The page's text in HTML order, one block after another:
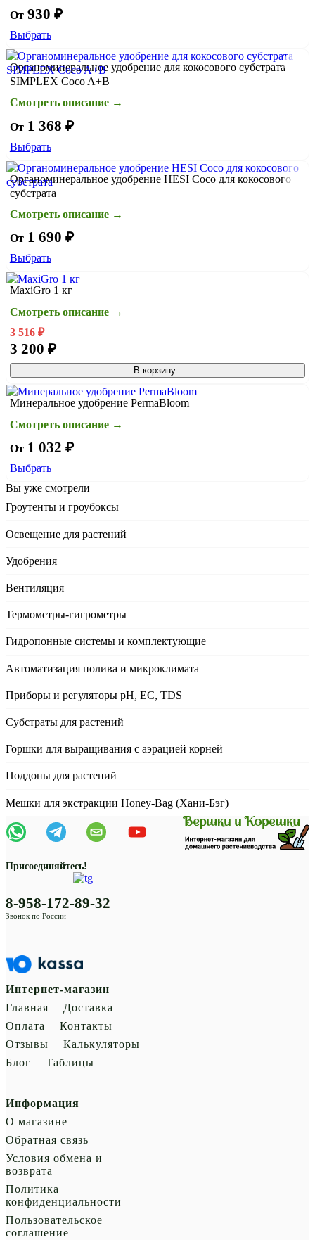
От930 ₽
Выбрать
Органоминеральное удобрение для кокосового субстрата
SIMPLEX Coco A+B
Смотреть описание →
От1 368 ₽
Выбрать
Органоминеральное удобрение HESI Coco для кокосового
субстрата
Смотреть описание →
От1 690 ₽
Выбрать
MaxiGro 1 кг
Смотреть описание →
3 516 ₽
3 200 ₽
В корзину
Минеральное удобрение PermaBloom
Смотреть описание →
От1 032 ₽
Выбрать
Вы уже смотрели
Гроутенты и гроубоксы
Освещение для растений
Удобрения
Вентиляция
Термометры-гигрометры
Гидропонные системы и комплектующие
Автоматизация полива и микроклимата
Приборы и регуляторы рН, EC, TDS
Субстраты для растений
Горшки для выращивания с аэрацией корней
Поддоны для растений
Мешки для экстракции Honey-Bag (Хани-Бэг)
Интернет-магазин
Главная
Доставка
Оплата
Контакты
Отзывы
Калькуляторы
Блог
Таблицы
Информация
О магазине
Обратная связь
Условия обмена и
возврата
Политика
конфиденциальности
Пользовательское
соглашение
Присоединяйтесь!
8-958-172-89-32
Звонок по России